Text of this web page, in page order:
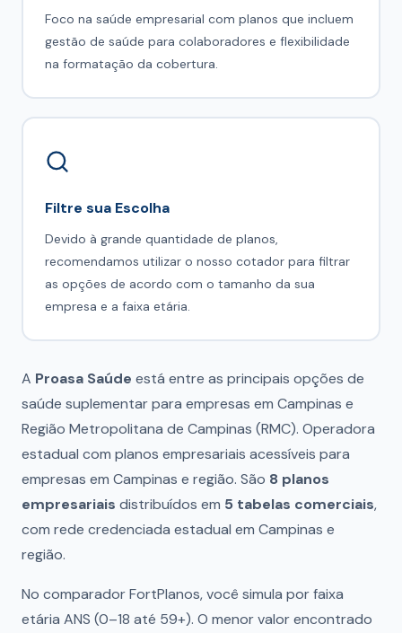
Foco na saúde empresarial com planos que incluem
gestão de saúde para colaboradores e flexibilidade
na formatação da cobertura.
Filtre sua Escolha
Devido à grande quantidade de planos,
recomendamos utilizar o nosso cotador para filtrar
as opções de acordo com o tamanho da sua
empresa e a faixa etária.
A Proasa Saúde está entre as principais opções de
saúde suplementar para empresas em Campinas e
Região Metropolitana de Campinas (RMC). Operadora
estadual com planos empresariais acessíveis para
empresas em Campinas e região. São 8 planos
empresariais distribuídos em 5 tabelas comerciais,
com rede credenciada estadual em Campinas e
região.
No comparador FortPlanos, você simula por faixa
etária ANS (0–18 até 59+). O menor valor encontrado